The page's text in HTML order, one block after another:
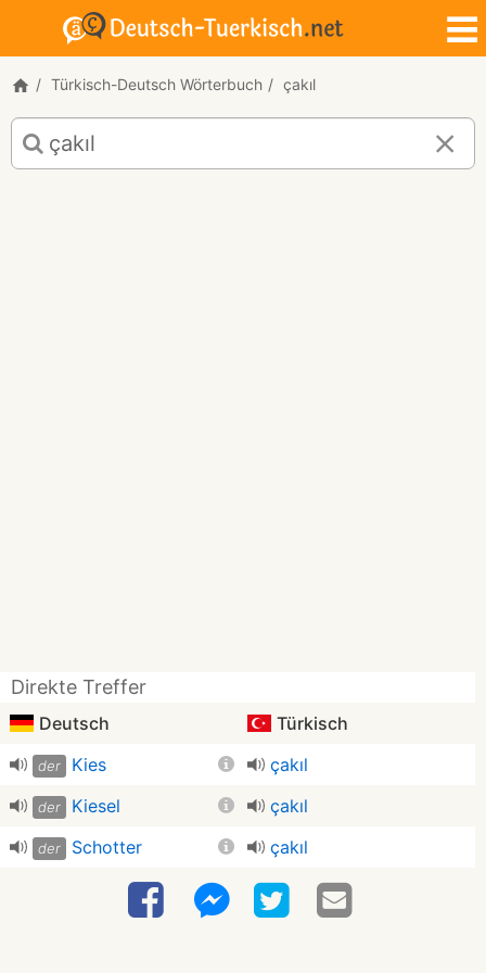
Türkisch-Deutsch Wörterbuch çakıl
Türkisch-
Deutsch
Übersetzung
Direkte Treffer
Deutsch Türkisch
der Kies çakıl
der Kiesel çakıl
der Schotter çakıl